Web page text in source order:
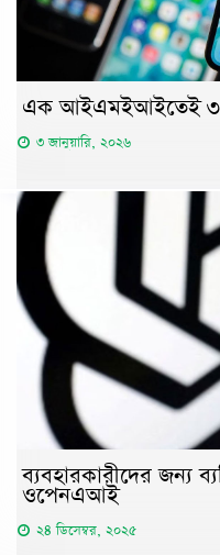
এক আইএমইআইতেই ৩
৩ জানুয়ারি, ২০২৬
ব্যবহারকারীদের জন্য
ওপেনএআই
২৪ ডিসেম্বর, ২০২৫